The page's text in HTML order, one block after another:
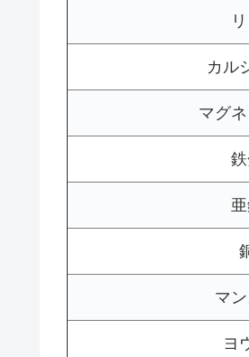
カル
マグ
マ
ヨ